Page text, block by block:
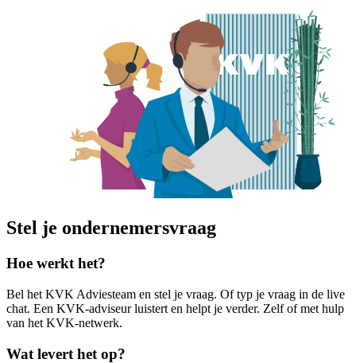
Stel je ondernemersvraag
Hoe werkt het?
Bel het KVK Adviesteam en stel je vraag. Of typ je vraag in de live
chat. Een KVK-adviseur luistert en helpt je verder. Zelf of met hulp
van het KVK-netwerk.
Wat levert het op?